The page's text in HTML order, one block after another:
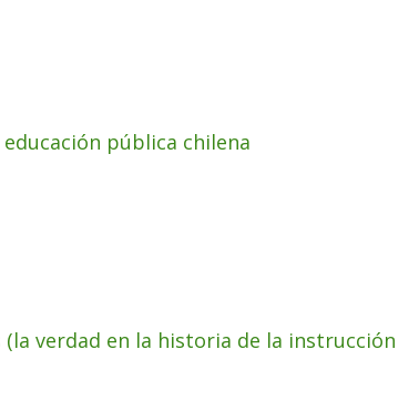
pública chilena
verdad en la historia de la instrucción